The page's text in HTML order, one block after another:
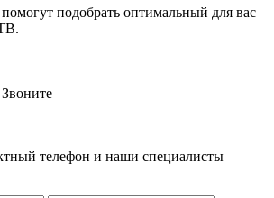
подобрать оптимальный для вас
телефон и наши специалисты